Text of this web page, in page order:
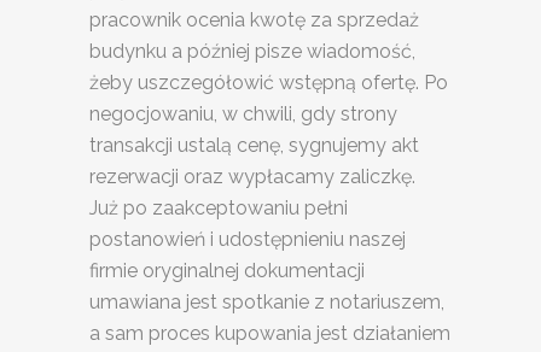
pracownik ocenia kwotę za sprzedaż
budynku a później pisze wiadomość,
żeby uszczegółowić wstępną ofertę. Po
negocjowaniu, w chwili, gdy strony
transakcji ustalą cenę, sygnujemy akt
rezerwacji oraz wypłacamy zaliczkę.
Już po zaakceptowaniu pełni
postanowień i udostępnieniu naszej
firmie oryginalnej dokumentacji
umawiana jest spotkanie z notariuszem,
a sam proces kupowania jest działaniem